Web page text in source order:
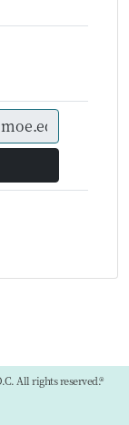
All rights reserved.®